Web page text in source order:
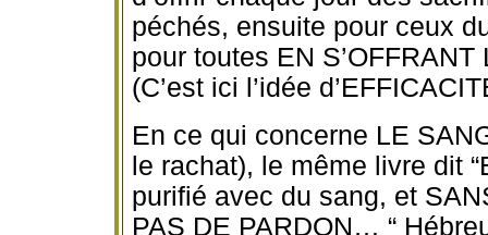
péchés, ensuite pour ceux
pour toutes EN
(C’est ici l’idée
En ce qui concerne LE
le rachat), le même livre dit
purifié avec du sang, et
PAS DE PARDON… “